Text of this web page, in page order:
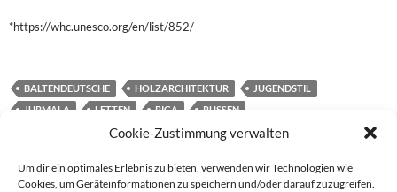
Cookie-Zustimmung verwalten
Um dir ein optimales Erlebnis zu bieten, verwenden wir Technologien wie
Cookies, um Geräteinformationen zu speichern und/oder darauf zuzugreifen.
*https://whc.unesco.org/en/list/852/
BALTENDEUTSCHE HOLZARCHITEKTUR
JUGENDSTIL
JURMALA
LETTEN RIGA
RUSSEN
SCHWARZHÄUPTERHAUS
WELTHAUPTSTADT DES JUGENDSTILS